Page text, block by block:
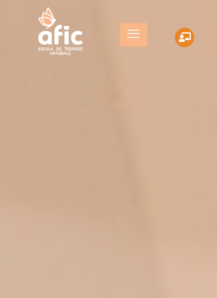
Astrologia